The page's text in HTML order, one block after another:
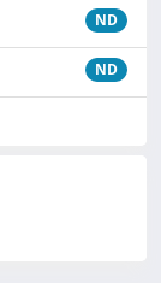
ND
ND